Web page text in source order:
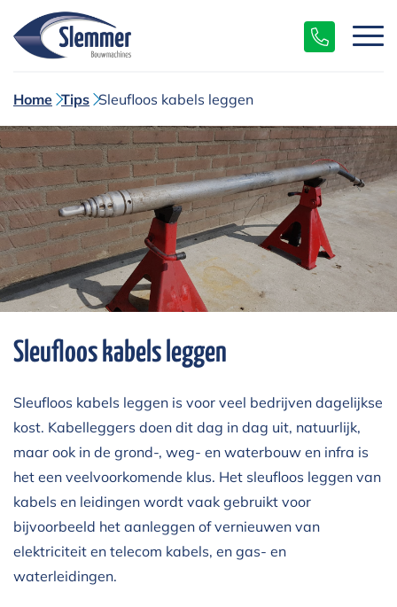
Home Tips Sleufloos kabels leggen
Sleufloos kabels leggen
Sleufloos kabels leggen is voor veel bedrijven dagelijkse
kost. Kabelleggers doen dit dag in dag uit, natuurlijk,
maar ook in de grond-, weg- en waterbouw en infra is
het een veelvoorkomende klus. Het sleufloos leggen van
kabels en leidingen wordt vaak gebruikt voor
bijvoorbeeld het aanleggen of vernieuwen van
elektriciteit en telecom kabels, en gas- en
waterleidingen.